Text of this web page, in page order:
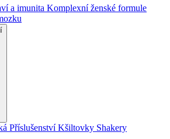
a imunita Komplexní ženské formule
PříslušenstvíKšiltovky Shakery